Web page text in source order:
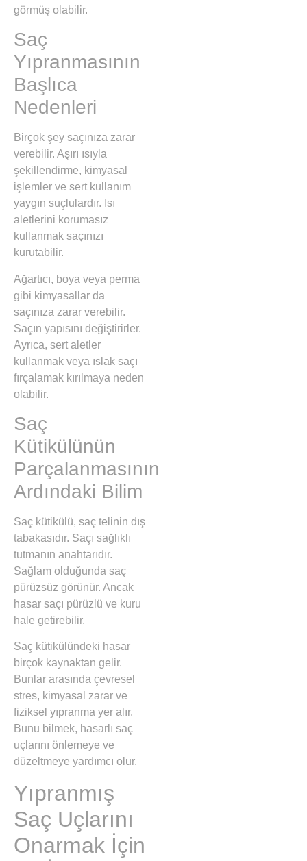
görmüş olabilir.
Saç
Yıpranmasının
Başlıca
Nedenleri
Birçok şey saçınıza zarar
verebilir. Aşırı ısıyla
şekillendirme, kimyasal
işlemler ve sert kullanım
yaygın suçlulardır. Isı
aletlerini korumasız
kullanmak saçınızı
kurutabilir.
Ağartıcı, boya veya perma
gibi kimyasallar da
saçınıza zarar verebilir.
Saçın yapısını değiştirirler.
Ayrıca, sert aletler
kullanmak veya ıslak saçı
fırçalamak kırılmaya neden
olabilir.
Saç
Kütikülünün
Parçalanmasının
Ardındaki Bilim
Saç kütikülü, saç telinin dış
tabakasıdır. Saçı sağlıklı
tutmanın anahtarıdır.
Sağlam olduğunda saç
pürüzsüz görünür. Ancak
hasar saçı pürüzlü ve kuru
hale getirebilir.
Saç kütikülündeki hasar
birçok kaynaktan gelir.
Bunlar arasında çevresel
stres, kimyasal zarar ve
fiziksel yıpranma yer alır.
Bunu bilmek, hasarlı saç
uçlarını önlemeye ve
düzeltmeye yardımcı olur.
Yıpranmış
Saç Uçlarını
Onarmak İçin